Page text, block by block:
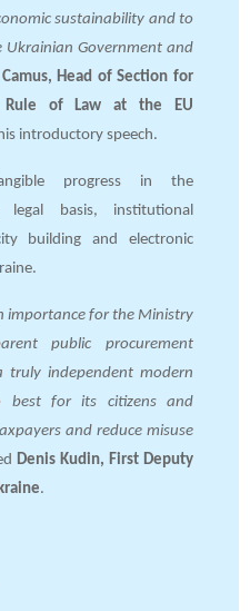
sustainability and to
Government and
Head of Section for
Rule of Law at the EU
introductory speech.
progress in the
basis, institutional
building and electronic
importance for the Ministry
public procurement
independent modern
for its citizens and
and reduce misuse
Denis Kudin, First Deputy
.